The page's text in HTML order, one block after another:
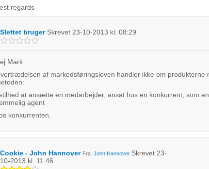
regards
Slettet bruger Skrevet 23-10-2013 kl. 08:29
Mark
af markedsføringsloven handler ikke om produkterne
at ansætte en medarbejder, ansat hos en konkurrent, som
agent
konkurrenten.
Cookie - John Hannover Fra John Hannover Skrevet 23-
10-2013 kl. 11:46
oplysninger